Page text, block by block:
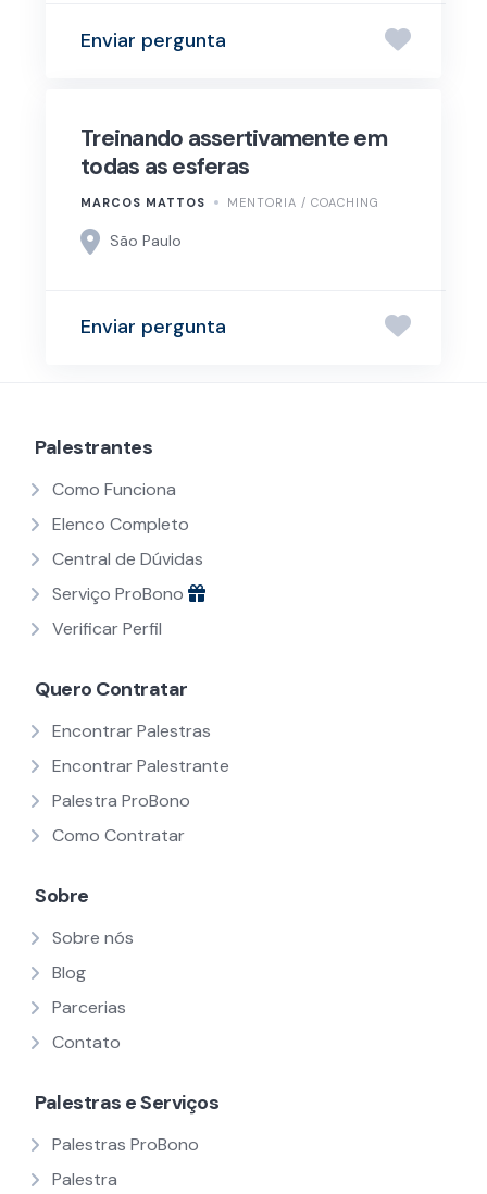
Enviar pergunta
Treinando assertivamente em
todas as esferas
MARCOS MATTOS MENTORIA / COACHING
São Paulo
Enviar pergunta
Palestrantes
Como Funciona
Elenco Completo
Central de Dúvidas
Serviço ProBono
Verificar Perfil
Quero Contratar
Encontrar Palestras
Encontrar Palestrante
Palestra ProBono
Como Contratar
Sobre
Sobre nós
Blog
Parcerias
Contato
Palestras e Serviços
Palestras ProBono
Palestra